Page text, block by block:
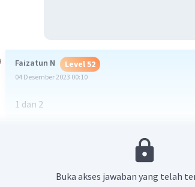
Faizatun N Level 52
04 Desember 2023 00:10
1 dan 2
Senandung A Level 9
Buka akses jawaban yang telah